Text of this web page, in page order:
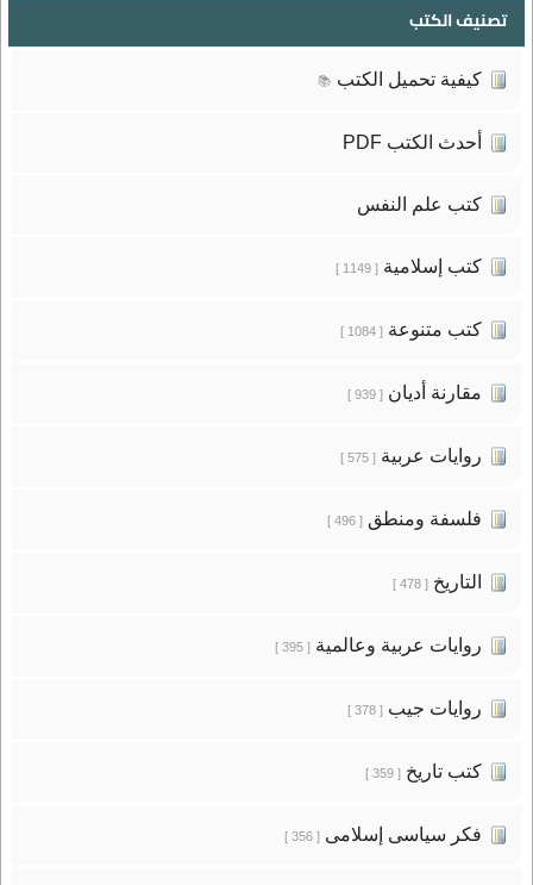
تصنيف الكتب
كيفية تحميل الكتب 📚
أحدث الكتب PDF
كتب علم النفس
كتب إسلامية[ 1149 ]
كتب متنوعة[ 1084 ]
مقارنة أديان[ 939 ]
روايات عربية[ 575 ]
فلسفة ومنطق[ 496 ]
التاريخ[ 478 ]
روايات عربية وعالمية[ 395 ]
روايات جيب[ 378 ]
كتب تاريخ[ 359 ]
فكر سياسى إسلامى[ 356 ]